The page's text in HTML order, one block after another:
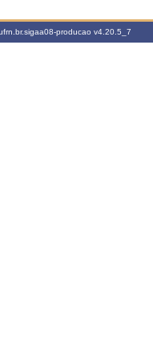
producao v4.20.5_7